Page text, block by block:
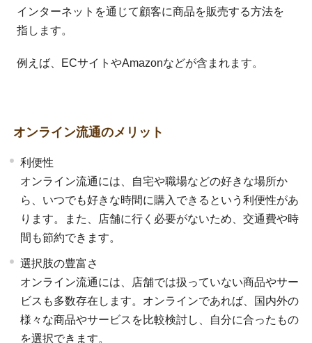
インターネットを通じて顧客に商品を販売する方法を
指します。
例えば、ECサイトやAmazonなどが含まれます。
オンライン流通のメリット
利便性
オンライン流通には、自宅や職場などの好きな場所か
ら、いつでも好きな時間に購入できるという利便性があ
ります。また、店舗に行く必要がないため、交通費や時
間も節約できます。
選択肢の豊富さ
オンライン流通には、店舗では扱っていない商品やサー
ビスも多数存在します。オンラインであれば、国内外の
様々な商品やサービスを比較検討し、自分に合ったもの
を選択できます。